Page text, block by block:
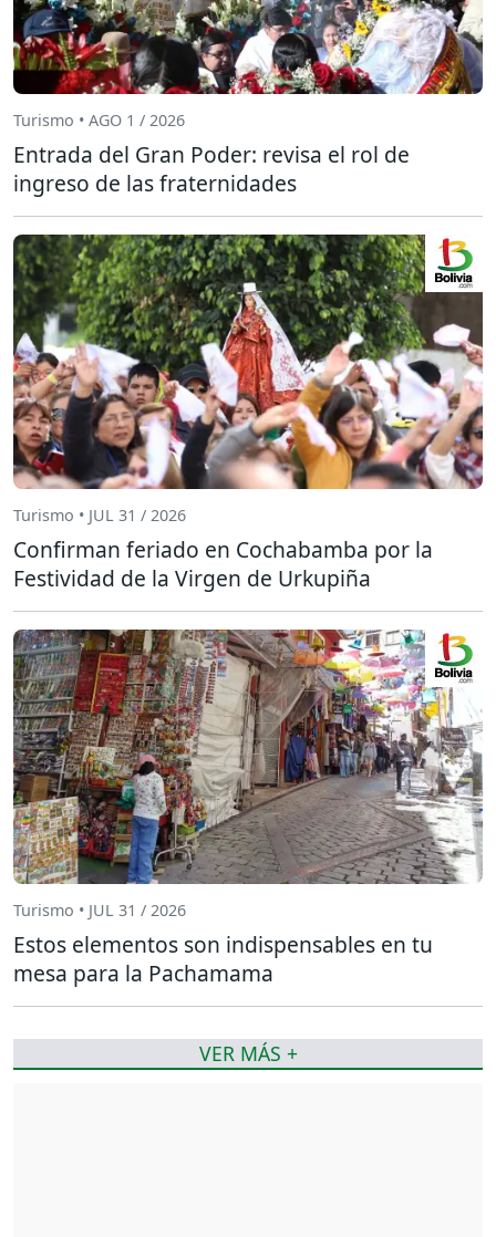
Turismo • AGO 1 / 2026
Entrada del Gran Poder: revisa el rol de
ingreso de las fraternidades
Turismo • JUL 31 / 2026
Confirman feriado en Cochabamba por la
Festividad de la Virgen de Urkupiña
Turismo • JUL 31 / 2026
Estos elementos son indispensables en tu
mesa para la Pachamama
VER MÁS +